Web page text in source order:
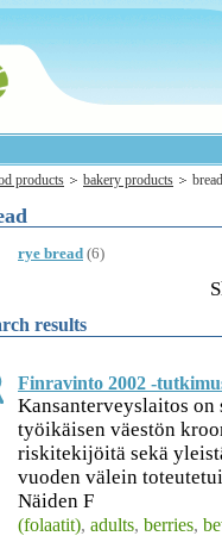
products bakery products bread
rye bread (6)
results
Finravinto 2002 -
Kansanterveyslaitos on
työikäisen väestön
riskitekijöitä sekä
vuoden välein
Näiden F
(folaatit), adults, berries,